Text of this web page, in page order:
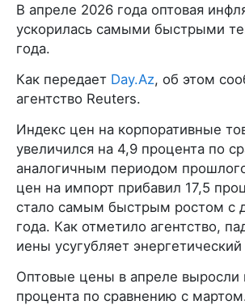
В апреле 2026 года оптовая
ускорилась самыми быстрыми
года.
Как передает Day.Az, об этом
агентство Reuters.
Индекс цен на корпоративные
увеличился на 4,9 процента по
аналогичным периодом
цен на импорт прибавил 17,5
стало самым быстрым ростом с
года. Как отметило агентство,
иены усугубляет
Оптовые цены в апреле выросли
процента по сравнению с